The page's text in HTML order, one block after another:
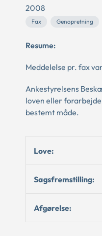
2008
Fax Genopretning
Resume:
Meddelelse pr. fax
Ankestyrelsens
loven eller
bestemt måde.
Love:
Sagsfremstilling:
Afgørelse: